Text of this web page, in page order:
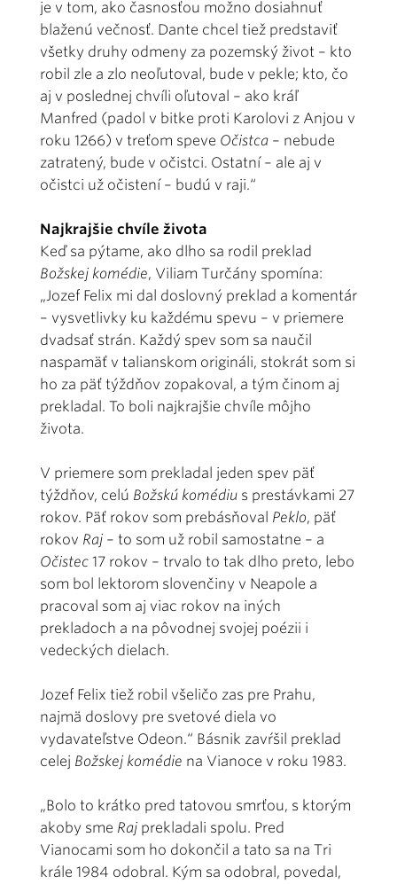
je v tom, ako časnosťou možno dosiahnuť
blaženú večnosť. Dante chcel tiež predstaviť
všetky druhy odmeny za pozemský život – kto
robil zle a zlo neoľutoval, bude v pekle; kto, čo
aj v poslednej chvíli oľutoval – ako kráľ
Manfred (padol v bitke proti Karolovi z Anjou v
roku 1266) v treťom speve Očistca – nebude
zatratený, bude v očistci. Ostatní – ale aj v
očistci už očistení – budú v raji.“
Najkrajšie chvíle života
Keď sa pýtame, ako dlho sa rodil preklad
Božskej komédie, Viliam Turčány spomína:
„Jozef Felix mi dal doslovný preklad a komentár
– vysvetlivky ku každému spevu – v priemere
dvadsať strán. Každý spev som sa naučil
naspamäť v talianskom origináli, stokrát som si
ho za päť týždňov zopakoval, a tým činom aj
prekladal. To boli najkrajšie chvíle môjho
života.
V priemere som prekladal jeden spev päť
týždňov, celú Božskú komédiu s prestávkami 27
rokov. Päť rokov som prebásňoval Peklo, päť
rokov Raj – to som už robil samostatne – a
Očistec 17 rokov – trvalo to tak dlho preto, lebo
som bol lektorom slovenčiny v Neapole a
pracoval som aj viac rokov na iných
prekladoch a na pôvodnej svojej poézii i
vedeckých dielach.
Jozef Felix tiež robil všeličo zas pre Prahu,
najmä doslovy pre svetové diela vo
vydavateľstve Odeon.“ Básnik zavŕšil preklad
celej Božskej komédie na Vianoce v roku 1983.
„Bolo to krátko pred tatovou smrťou, s ktorým
akoby sme Raj prekladali spolu. Pred
Vianocami som ho dokončil a tato sa na Tri
krále 1984 odobral. Kým sa odobral, povedal,